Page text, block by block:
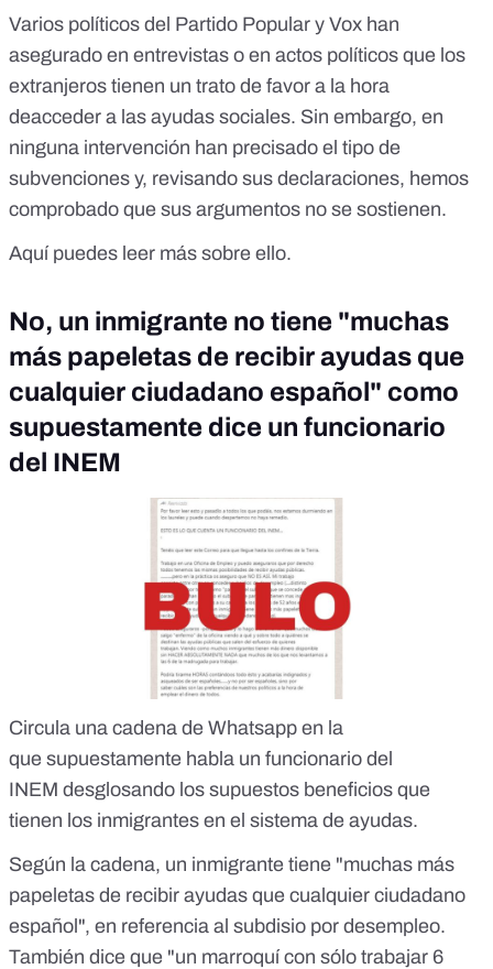
Varios políticos del Partido Popular y Vox han
asegurado en entrevistas o en actos políticos que los
extranjeros tienen un trato de favor a la hora
deacceder a las ayudas sociales. Sin embargo, en
ninguna intervención han precisado el tipo de
subvenciones y, revisando sus declaraciones, hemos
comprobado que sus argumentos no se sostienen.
Aquí puedes leer más sobre ello.
No, un inmigrante no tiene "muchas
más papeletas de recibir ayudas que
cualquier ciudadano español" como
supuestamente dice un funcionario
del INEM
Circula una cadena de Whatsapp en la
que supuestamente habla un funcionario del
INEM desglosando los supuestos beneficios que
tienen los inmigrantes en el sistema de ayudas.
Según la cadena, un inmigrante tiene "muchas más
papeletas de recibir ayudas que cualquier ciudadano
español", en referencia al subdisio por desempleo.
También dice que "un marroquí con sólo trabajar 6